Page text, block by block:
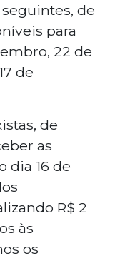
de
para
22 de
de
de
as
dia 16 de
R$ 2
às
os